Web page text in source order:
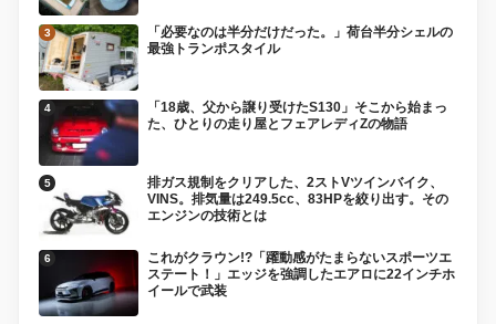
「必要なのは半分だけだった。」荷台半分シェルの
最強トランポスタイル
「18歳、父から譲り受けたS130」そこから始まっ
た、ひとりの走り屋とフェアレディZの物語
排ガス規制をクリアした、2ストVツインバイク、
VINS。排気量は249.5cc、83HPを絞り出す。その
エンジンの技術とは
これがクラウン!?「躍動感がたまらないスポーツエ
ステート！」エッジを強調したエアロに22インチホ
イールで武装